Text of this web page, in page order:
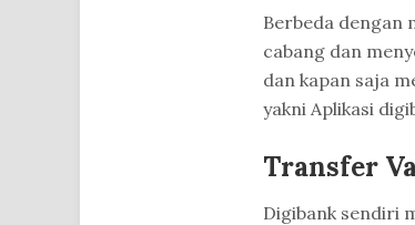
Berbeda dengan
cabang dan
dan kapan saja
yakni Aplikasi
Transfer
Digibank sendiri